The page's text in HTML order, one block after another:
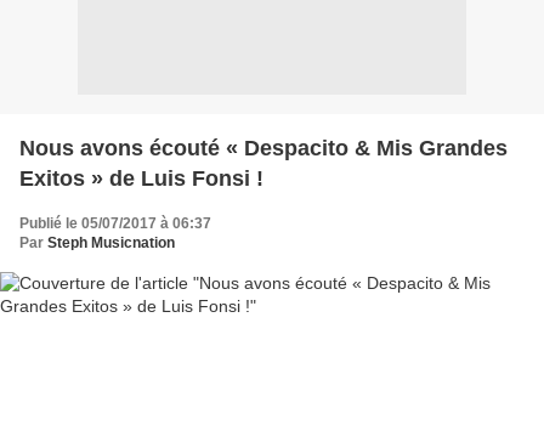
Nous avons écouté « Despacito & Mis Grandes
Exitos » de Luis Fonsi !
Publié le 05/07/2017 à 06:37
Par Steph Musicnation